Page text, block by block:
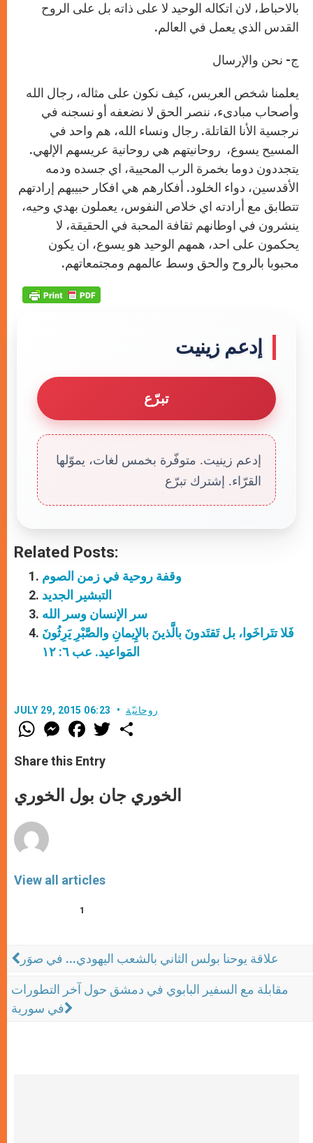
بالاحباط، لان اتكاله الوحيد لا على ذاته بل على الروح
القدس الذي يعمل في العالم.
ج- نحن والإرسال
يعلمنا شخص العريس، كيف نكون على مثاله، رجال الله
وأصحاب مبادىء، ننصر الحق لا نضعفه أو نسجنه في
نرجسية اﻷنا القاتلة. رجال ونساء الله، هم واحد في
المسيح يسوع، روحانيتهم هي روحانية عريسهم اﻹلهي.
يتجددون دوما بخمرة الرب المحيية، اي جسده ودمه
الأقدسين، دواء الخلود. أفكارهم هي افكار حبيبهم إرادتهم
تتطابق مع أرادته اي خلاص النفوس، يعملون بهدي وحيه،
ينشرون في اوطانهم ثقافة المحبة في الحقيقة، لا
يحكمون على احد، همهم الوحيد هو يسوع، ان يكون
محبوبا بالروح والحق وسط عالمهم ومجتمعاتهم.
إدعم زينيت
تبرّع
إدعم زينيت. متوفّرة بخمس لغات، يموّلها
القرّاء. إشترك تبرّع
Related Posts:
وقفة روحية في زمن الصوم
التبشير الجديد
سر الإنسان وسر الله
فَلا تتَراخَوا، بل تَقتَدونَ بالَّذينَ بالإِيمانِ والصَّبْرِ يَرِثُونَ
المَواعيد. عب ٦: ١٢
JULY 29, 2015 06:23 روحانيّة
W
h
t
s
p
M
e
s
e
g
e
F
a
e
b
k
w
r
Share this Entry
الخوري جان بول الخوري
View all articles
1
علاقة يوحنا بولس الثاني بالشعب اليهودي... في صوَر
مقابلة مع السفير البابوي في دمشق حول آخر التطورات
في سورية